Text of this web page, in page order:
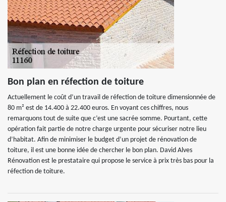
Bon plan en réfection de toiture
Actuellement le coût d’un travail de réfection de toiture dimensionnée de
80 m² est de 14.400 à 22.400 euros. En voyant ces chiffres, nous
remarquons tout de suite que c’est une sacrée somme. Pourtant, cette
opération fait partie de notre charge urgente pour sécuriser notre lieu
d’habitat. Afin de minimiser le budget d’un projet de rénovation de
toiture, il est une bonne idée de chercher le bon plan. David Alves
Rénovation est le prestataire qui propose le service à prix très bas pour la
réfection de toiture.